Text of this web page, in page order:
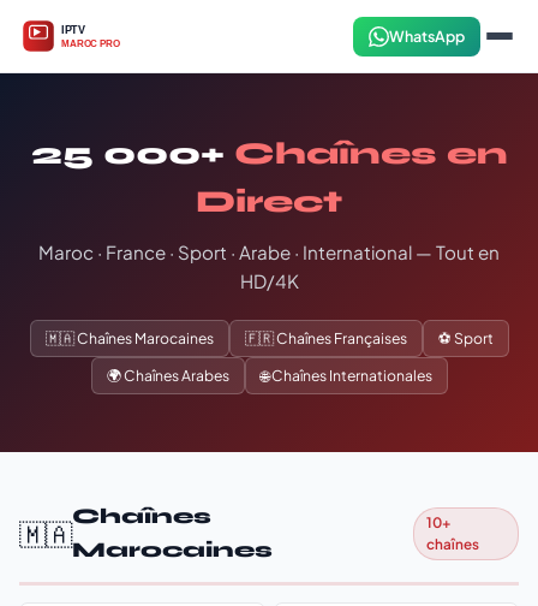
WhatsApp
25 000+ Chaînes en
Direct
Maroc · France · Sport · Arabe · International — Tout en
HD/4K
🇲🇦 Chaînes Marocaines 🇫🇷 Chaînes Françaises
⚽ Sport
🌍 Chaînes Arabes
🌐 Chaînes Internationales
🇲🇦Chaînes
Marocaines
10+
chaînes